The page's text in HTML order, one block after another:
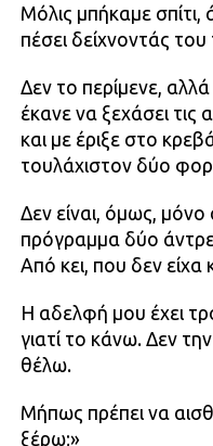
Μόλις μπήκαμε
πέσει δείχνοντάς
Δεν το περίμενε,
έκανε να ξεχάσει
και με έριξε στο
τουλάχιστον δύο
Δεν είναι, όμως,
πρόγραμμα δύο
Από κει, που δεν
Η αδελφή μου έχει
γιατί το κάνω. Δεν
θέλω.
Μήπως πρέπει να
ξέρω;»